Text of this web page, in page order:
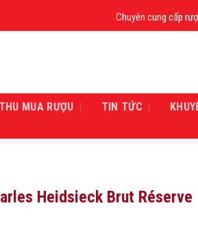
Chuyên cung cấp rượu
THU MUA RƯỢU TIN TỨC
Heidsieck Brut Réserve